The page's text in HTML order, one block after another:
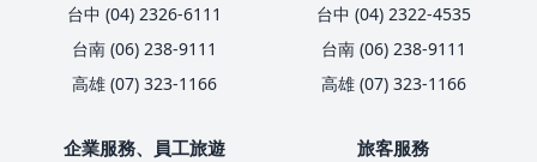
台中 (04) 2326-6111
台南 (06) 238-9111
高雄 (07) 323-1166
台中 (04) 2322-4535
台南 (06) 238-9111
高雄 (07) 323-1166
企業服務、員工旅遊 旅客服務